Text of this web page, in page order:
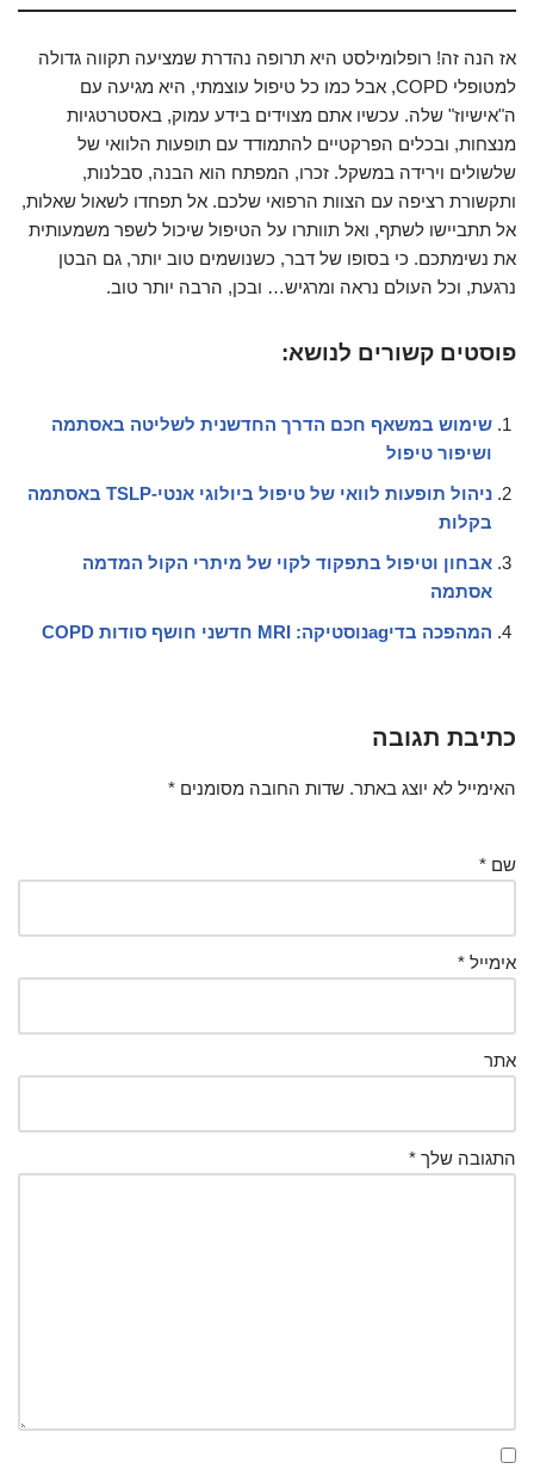
אז הנה זה! רופלומילסט היא תרופה נהדרת שמציעה תקווה גדולה
למטופלי COPD, אבל כמו כל טיפול עוצמתי, היא מגיעה עם
ה"אישיוז" שלה. עכשיו אתם מצוידים בידע עמוק, באסטרטגיות
מנצחות, ובכלים הפרקטיים להתמודד עם תופעות הלוואי של
שלשולים וירידה במשקל. זכרו, המפתח הוא הבנה, סבלנות,
ותקשורת רציפה עם הצוות הרפואי שלכם. אל תפחדו לשאול שאלות,
אל תתביישו לשתף, ואל תוותרו על הטיפול שיכול לשפר משמעותית
את נשימתכם. כי בסופו של דבר, כשנושמים טוב יותר, גם הבטן
נרגעת, וכל העולם נראה ומרגיש… ובכן, הרבה יותר טוב.
פוסטים קשורים לנושא:
שימוש במשאף חכם הדרך החדשנית לשליטה באסתמה
ושיפור טיפול
ניהול תופעות לוואי של טיפול ביולוגי אנטי-TSLP באסתמה
בקלות
אבחון וטיפול בתפקוד לקוי של מיתרי הקול המדמה
אסתמה
המהפכה בדיagנוסטיקה: MRI חדשני חושף סודות COPD
כתיבת תגובה
האימייל לא יוצג באתר. שדות החובה מסומנים *
שם *
אימייל *
אתר
התגובה שלך *